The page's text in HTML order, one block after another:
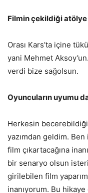
Filmin çekildiği
Orası Kars’ta içine
yani Mehmet
verdi bize sağolsun.
Oyuncuların uyumu
Herkesin
yazımdan geldim.
film çıkartacağına
bir senaryo olsun
girilebilen film
inanıyorum. Bu